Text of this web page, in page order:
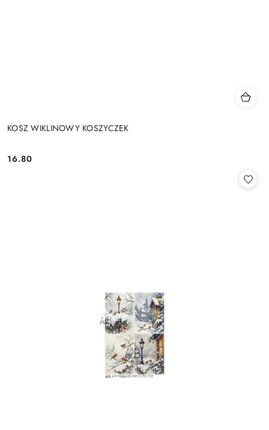
KOSZ WIKLINOWY KOSZYCZEK
Cena:
16.80